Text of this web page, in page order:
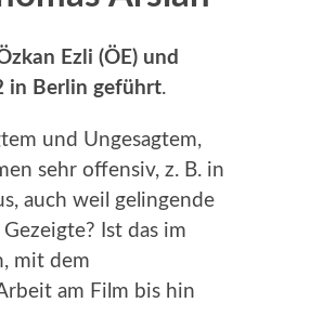
Ezli (ÖE) und
in Berlin geführt.
und Ungesagtem,
sehr offensiv, z. B. in
auch weil gelingende
Ist das im
mit dem
am Film bis hin